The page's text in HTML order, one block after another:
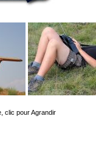
clic pour Agrandir